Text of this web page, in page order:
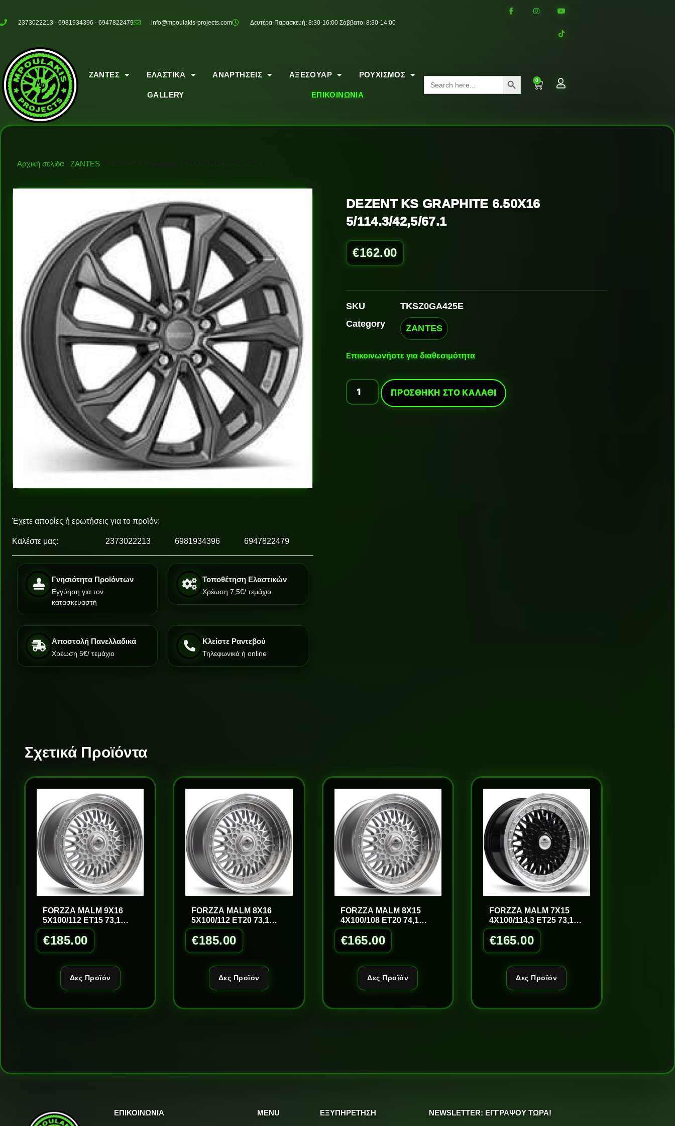
2373022213 - 6981934396 - 6947822479 info@mpoulakis-projects.com Δευτέρα-Παρασκευή: 8:30-16:00 Σάββατο: 8:30-14:00
ΖΑΝΤΕΣ ΕΛΑΣΤΙΚΑ ΑΝΑΡΤΗΣΕΙΣ ΑΞΕΣΟΥΑΡ ΡΟΥΧΙΣΜΟΣ
GALLERY ΕΠΙΚΟΙΝΩΝΙΑ
Search
for:
Search Button
0
Αρχική σελίδα / ZANTES / DEZENT KS graphite 6.50X16 5/114.3/42,5/67.1
Έχετε απορίες ή ερωτήσεις για το προϊόν;
Καλέστε μας: 2373022213 6981934396 6947822479
Γνησιότητα Προϊόντων
Εγγύηση για τον
κατασκευαστή
Τοποθέτηση Ελαστικών
Χρέωση 7,5€/ τεμάχιο
Αποστολή Πανελλαδικά
Χρέωση 5€/ τεμάχιο
Κλείστε Ραντεβού
Τηλεφωνικά ή online
DEZENT KS GRAPHITE 6.50X16
5/114.3/42,5/67.1
€162.00
SKU
TKSZ0GA425E
Category
ZANTES
Επικοινωνήστε για διαθεσιμότητα
ΠΡΟΣΘΉΚΗ ΣΤΟ ΚΑΛΆΘΙ
Σχετικά Προϊόντα
FORZZA MALM 9X16
5X100/112 ET15 73,1
S/LM
€185.00
Δες Προϊόν
FORZZA MALM 8X16
5X100/112 ET20 73,1
S/LM
€185.00
Δες Προϊόν
FORZZA MALM 8X15
4X100/108 ET20 74,1
SM/LIP
€165.00
Δες Προϊόν
FORZZA MALM 7X15
4X100/114,3 ET25 73,1
B/LM
€165.00
Δες Προϊόν
ΕΠΙΚΟΙΝΩΝΙΑ MENU ΕΞΥΠΗΡΕΤΗΣΗ NEWSLETTER: ΕΓΓΡΑΨΟΥ ΤΩΡΑ!